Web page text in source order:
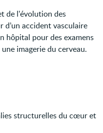
de l'évolution des
d’un accident vasculaire
hôpital pour des examens
imagerie du cerveau.
structurelles du cœur et